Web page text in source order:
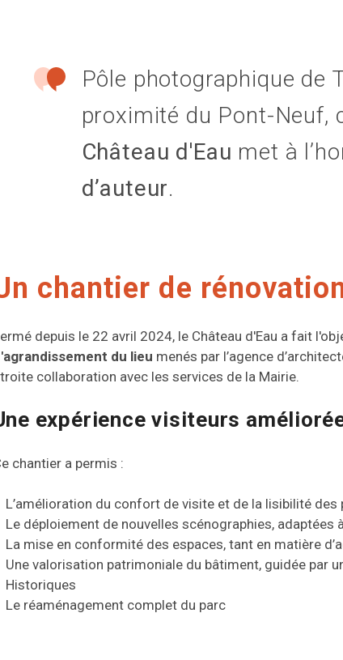
Pôle photographique de
proximité du Pont-Neuf,
Château d'Eau met à
d’auteur.
chantier de
depuis le 22 avril 2024, le Château d'Eau a fait
du lieu menés par l’agence
collaboration avec les services de la Mairie.
expérience visiteurs
chantier a permis :
L’amélioration du confort de visite et de la lisibilité des
Le déploiement de nouvelles scénographies,
La mise en conformité des espaces, tant en matière
Une valorisation patrimoniale du bâtiment, guidée par
Historiques
Le réaménagement complet du parc